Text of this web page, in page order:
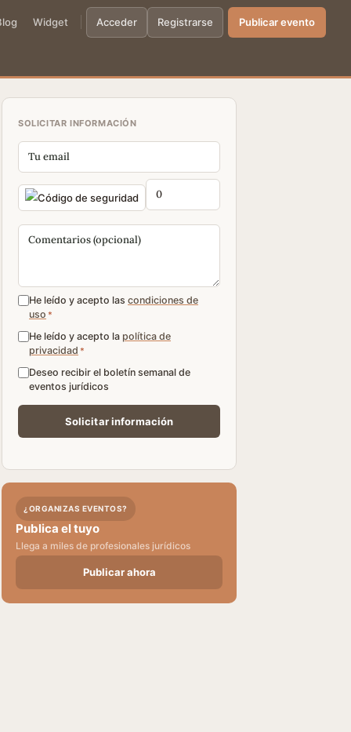
Widget Acceder Registrarse Publicar evento
SOLICITAR INFORMACIÓN
He leído y acepto las condiciones de
uso *
He leído y acepto la política de
privacidad *
Deseo recibir el boletín semanal de
eventos jurídicos
¿ORGANIZAS EVENTOS?
Publica el tuyo
Llega a miles de profesionales jurídicos
Publicar ahora